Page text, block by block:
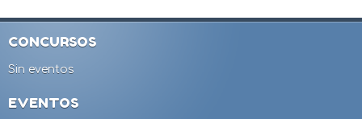
CONCURSOS
Sin eventos
EVENTOS